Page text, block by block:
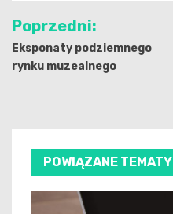
Nawigacja
wpisu
Poprzedni:
Eksponaty podziemnego
rynku muzealnego
POWIĄZANE TEMATY